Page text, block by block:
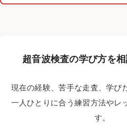
超音波検査の学び方を
現在の経験、苦手な走査、学び
一人ひとりに合う練習方法やレ
す。